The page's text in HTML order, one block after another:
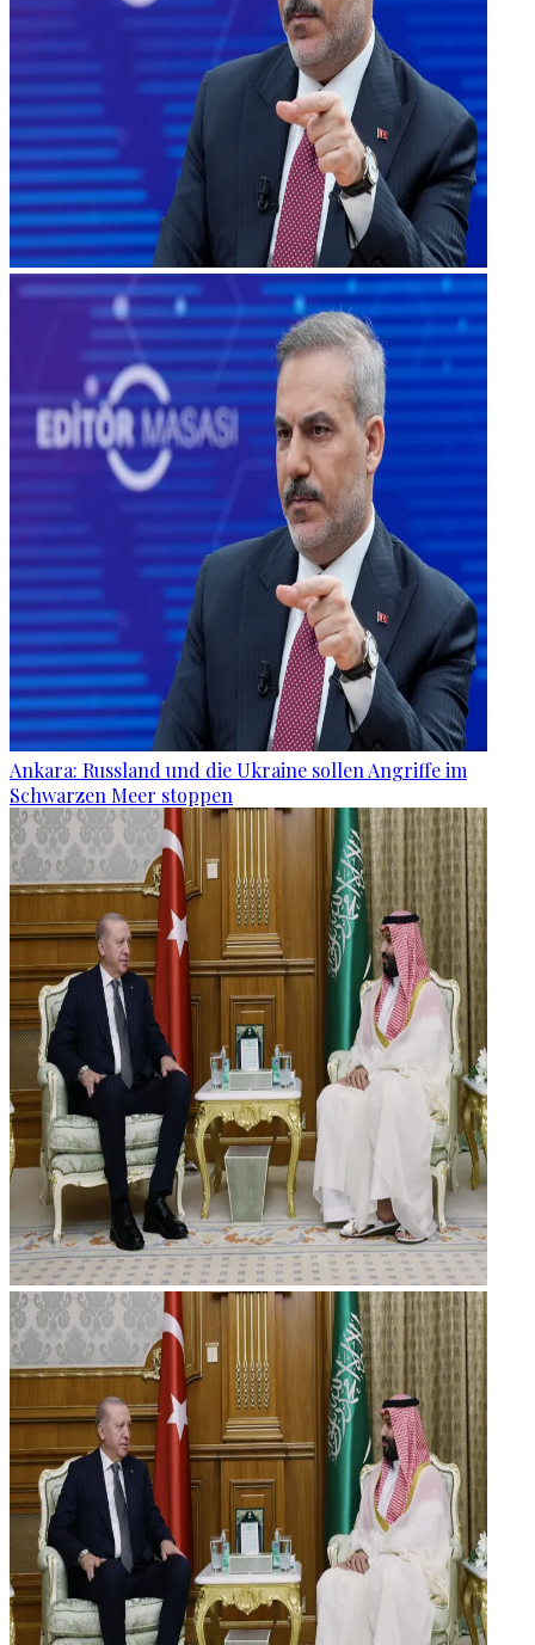
Ankara: Russland und die Ukraine sollen Angriffe im
Schwarzen Meer stoppen